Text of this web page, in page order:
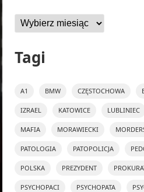
Archiwa
Tagi
A1 BMW CZĘSTOCHOWA
IZRAEL KATOWICE LUBLINIEC
MAFIA MORAWIECKI
PATOLOGIA PATOPOLICJA
POLSKA PREZYDENT
PSYCHOPACI PSYCHOPATA